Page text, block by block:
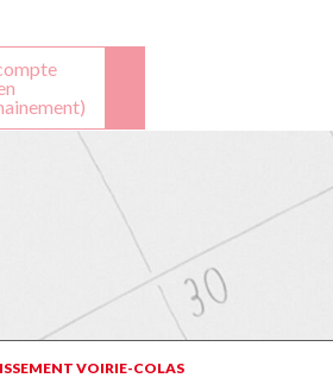
VOIRIE-COLAS